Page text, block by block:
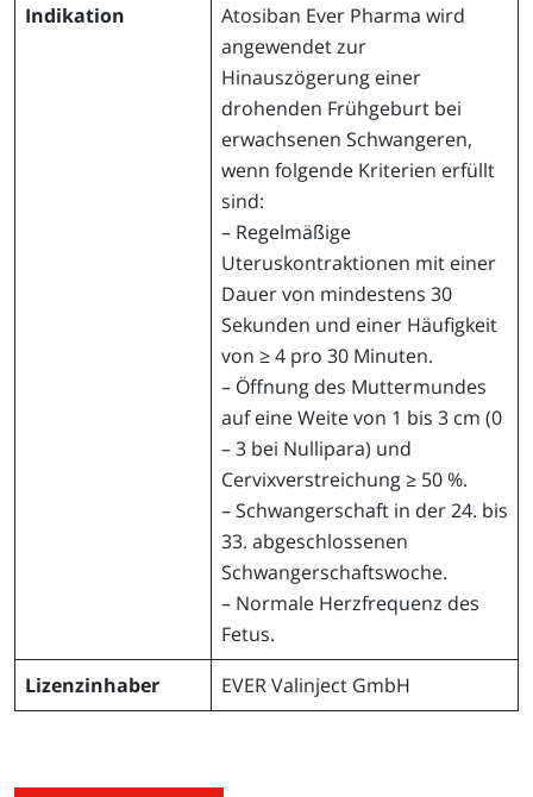
Indikation
Atosiban Ever Pharma wird
angewendet zur
Hinauszögerung einer
drohenden Frühgeburt bei
erwachsenen Schwangeren,
wenn folgende Kriterien erfüllt
sind:
– Regelmäßige
Uteruskontraktionen mit einer
Dauer von mindestens 30
Sekunden und einer Häufigkeit
von ≥ 4 pro 30 Minuten.
– Öffnung des Muttermundes
auf eine Weite von 1 bis 3 cm (0
– 3 bei Nullipara) und
Cervixverstreichung ≥ 50 %.
– Schwangerschaft in der 24. bis
33. abgeschlossenen
Schwangerschaftswoche.
– Normale Herzfrequenz des
Fetus.
Lizenzinhaber
EVER Valinject GmbH